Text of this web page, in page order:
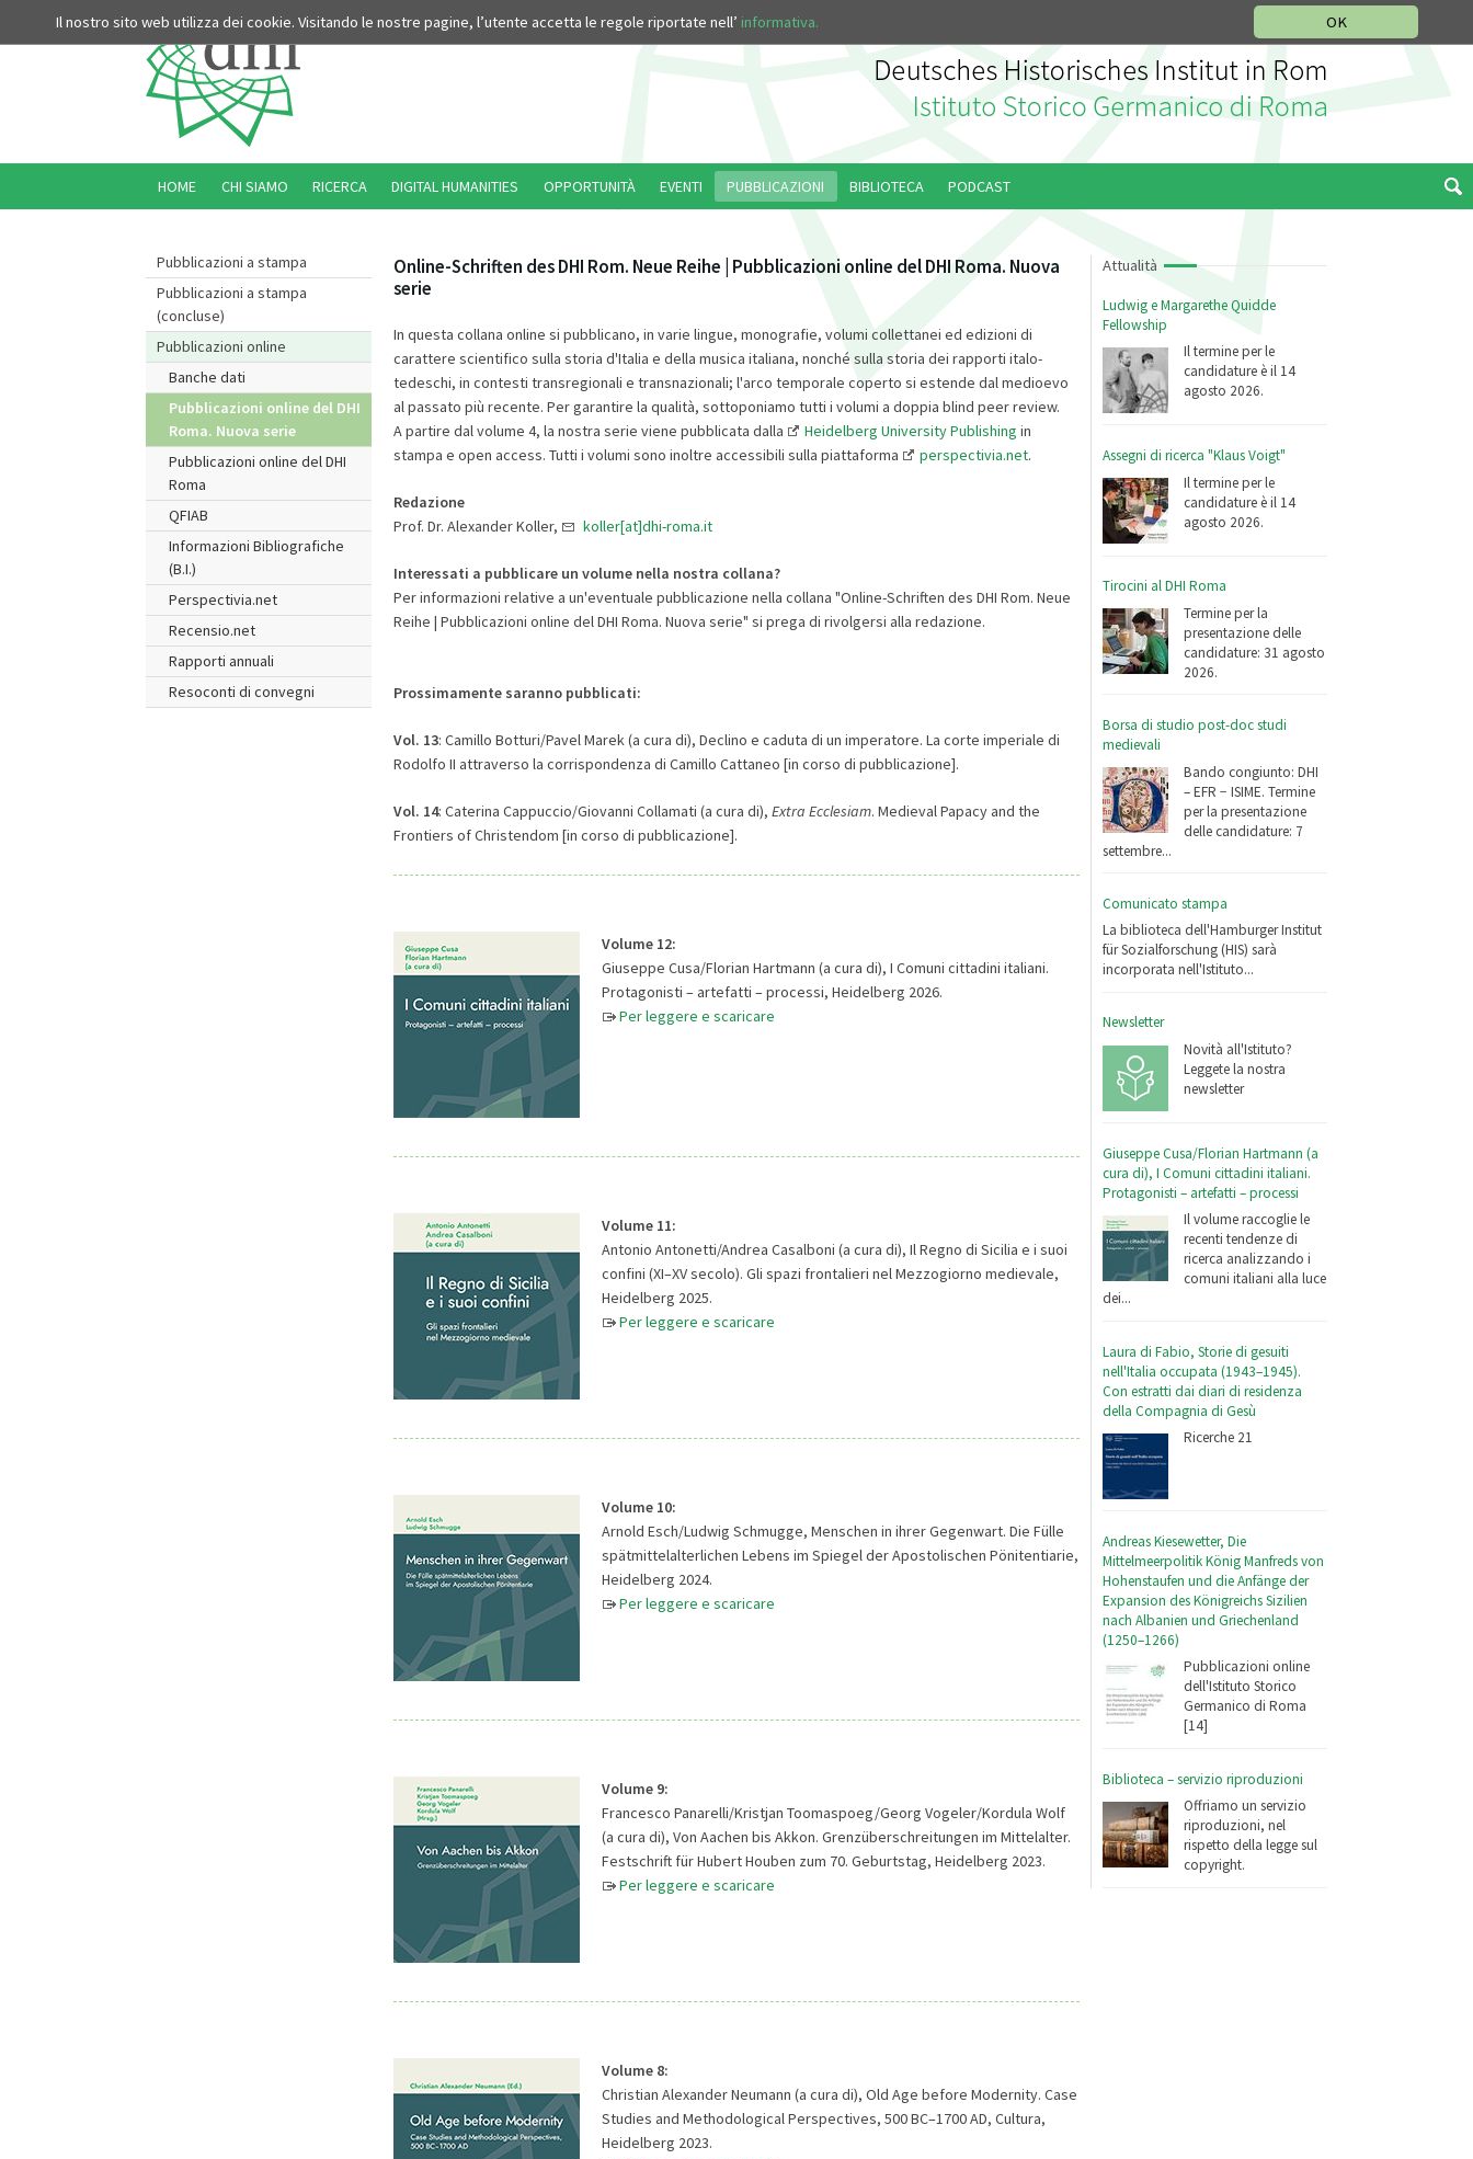
OK
Il nostro sito web utilizza dei cookie. Visitando le nostre pagine, l’utente accetta le regole riportate nell’ informativa.
Pubblicazioni a stampa
Pubblicazioni a stampa
(concluse)
Pubblicazioni online
Banche dati
Pubblicazioni online del DHI
Roma. Nuova serie
Pubblicazioni online del DHI
Roma
QFIAB
Informazioni Bibliografiche
(B.I.)
Perspectivia.net
Recensio.net
Rapporti annuali
Resoconti di convegni
Attualità
Ludwig e Margarethe Quidde
Fellowship
Il termine per le
candidature è il 14
agosto 2026.
Assegni di ricerca "Klaus Voigt"
Il termine per le
candidature è il 14
agosto 2026.
Tirocini al DHI Roma
Termine per la
presentazione delle
candidature: 31 agosto
2026.
Borsa di studio post-doc studi
medievali
Bando congiunto: DHI
– EFR − ISIME. Termine
per la presentazione
delle candidature: 7
settembre...
Comunicato stampa
La biblioteca dell'Hamburger Institut
für Sozialforschung (HIS) sarà
incorporata nell'Istituto...
Newsletter
Novità all'Istituto?
Leggete la nostra
newsletter
Giuseppe Cusa/Florian Hartmann (a
cura di), I Comuni cittadini italiani.
Protagonisti – artefatti – processi
Il volume raccoglie le
recenti tendenze di
ricerca analizzando i
comuni italiani alla luce
dei...
Laura di Fabio, Storie di gesuiti
nell'Italia occupata (1943–1945).
Con estratti dai diari di residenza
della Compagnia di Gesù
Ricerche 21
Andreas Kiesewetter, Die
Mittelmeerpolitik König Manfreds von
Hohenstaufen und die Anfänge der
Expansion des Königreichs Sizilien
nach Albanien und Griechenland
(1250–1266)
Pubblicazioni online
dell'Istituto Storico
Germanico di Roma
[14]
Biblioteca – servizio riproduzioni
Offriamo un servizio
riproduzioni, nel
rispetto della legge sul
copyright.
Online-Schriften des DHI Rom. Neue Reihe | Pubblicazioni online del DHI Roma. Nuova
serie
In questa collana online si pubblicano, in varie lingue, monografie, volumi collettanei ed edizioni di
carattere scientifico sulla storia d'Italia e della musica italiana, nonché sulla storia dei rapporti italo-
tedeschi, in contesti transregionali e transnazionali; l'arco temporale coperto si estende dal medioevo
al passato più recente. Per garantire la qualità, sottoponiamo tutti i volumi a doppia blind peer review.
A partire dal volume 4, la nostra serie viene pubblicata dalla
Heidelberg University Publishing in
stampa e open access. Tutti i volumi sono inoltre accessibili sulla piattaforma
perspectivia.net.
Redazione
Prof. Dr. Alexander Koller,
koller[at]dhi-roma.it
Interessati a pubblicare un volume nella nostra collana?
Per informazioni relative a un'eventuale pubblicazione nella collana "Online-Schriften des DHI Rom. Neue
Reihe | Pubblicazioni online del DHI Roma. Nuova serie" si prega di rivolgersi alla redazione.
Prossimamente saranno pubblicati:
Vol. 13: Camillo Botturi/Pavel Marek (a cura di), Declino e caduta di un imperatore. La corte imperiale di
Rodolfo II attraverso la corrispondenza di Camillo Cattaneo [in corso di pubblicazione].
Vol. 14: Caterina Cappuccio/Giovanni Collamati (a cura di), Extra Ecclesiam. Medieval Papacy and the
Frontiers of Christendom [in corso di pubblicazione].
Volume 12:
Giuseppe Cusa/Florian Hartmann (a cura di), I Comuni cittadini italiani.
Protagonisti – artefatti – processi, Heidelberg 2026.
Per leggere e scaricare
Volume 11:
Antonio Antonetti/Andrea Casalboni (a cura di), Il Regno di Sicilia e i suoi
confini (XI–XV secolo). Gli spazi frontalieri nel Mezzogiorno medievale,
Heidelberg 2025.
Per leggere e scaricare
Volume 10:
Arnold Esch/Ludwig Schmugge, Menschen in ihrer Gegenwart. Die Fülle
spätmittelalterlichen Lebens im Spiegel der Apostolischen Pönitentiarie,
Heidelberg 2024.
Per leggere e scaricare
Volume 9:
Francesco Panarelli/Kristjan Toomaspoeg/Georg Vogeler/Kordula Wolf
(a cura di), Von Aachen bis Akkon. Grenzüberschreitungen im Mittelalter.
Festschrift für Hubert Houben zum 70. Geburtstag, Heidelberg 2023.
Per leggere e scaricare
Volume 8:
Christian Alexander Neumann (a cura di), Old Age before Modernity. Case
Studies and Methodological Perspectives, 500 BC–1700 AD, Cultura,
Heidelberg 2023.
HOME CHI SIAMO RICERCA DIGITAL HUMANITIES OPPORTUNITÀ EVENTI PUBBLICAZIONI BIBLIOTECA PODCAST